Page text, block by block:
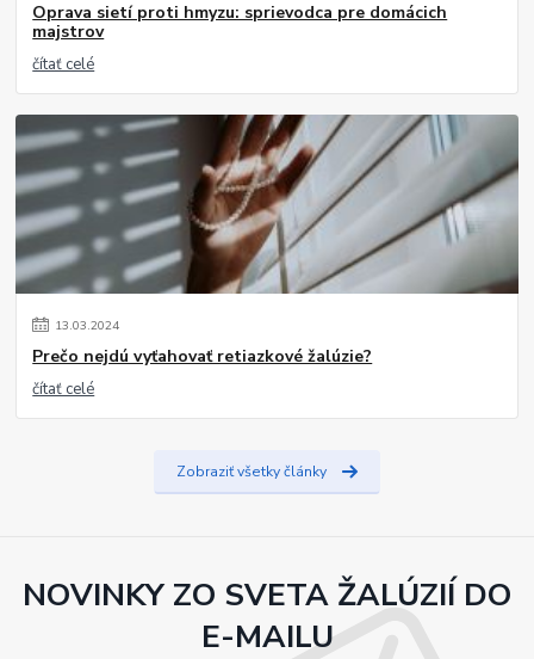
Oprava sietí proti hmyzu: sprievodca pre domácich
majstrov
čítať celé
13.03.2024
Prečo nejdú vyťahovať retiazkové žalúzie?
čítať celé
Zobraziť všetky články
NOVINKY ZO SVETA ŽALÚZIÍ DO
E-MAILU